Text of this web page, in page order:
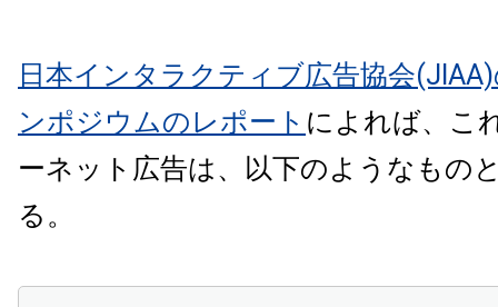
日本インタラクティブ広告協会
ンポジウムのレポート によれば、こ
ーネット広告は、以下のようなもの
る。